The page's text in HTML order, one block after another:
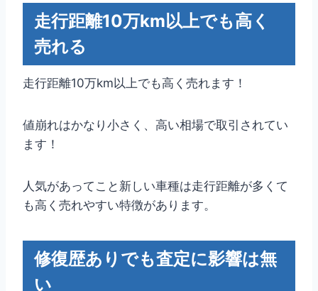
走行距離10万km以上でも高く
売れる
走行距離10万km以上でも高く売れます！
値崩れはかなり小さく、高い相場で取引されてい
ます！
人気があってこと新しい車種は走行距離が多くて
も高く売れやすい特徴があります。
修復歴ありでも査定に影響は無
い